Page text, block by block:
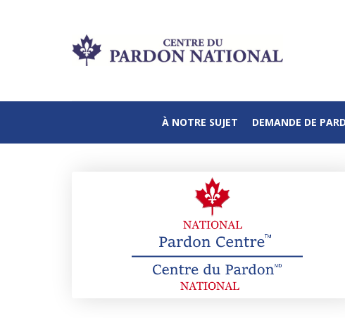
À NOTRE SUJET DEMANDE DE